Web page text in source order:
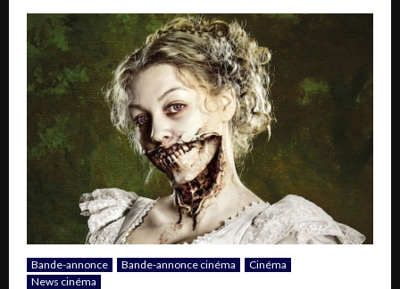
Bande-annonce Bande-annonce cinéma
Cinéma
News cinéma